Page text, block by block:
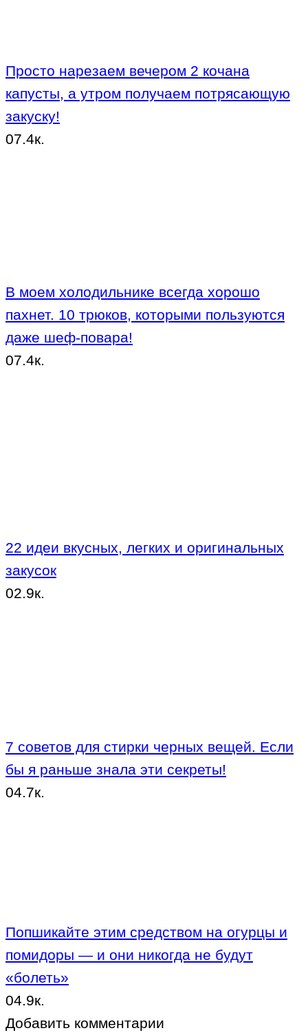
Просто нарезаем вечером 2 кочана
капусты, а утром получаем потрясающую
закуску!
07.4к.
В моем холодильнике всегда хорошо
пахнет. 10 трюков, которыми пользуются
даже шеф-повара!
07.4к.
22 идеи вкусных, легких и оригинальных
закусок
02.9к.
7 советов для стирки черных вещей. Если
бы я раньше знала эти секреты!
04.7к.
Попшикайте этим средством на огурцы и
помидоры — и они никогда не будут
«болеть»
04.9к.
Добавить комментарии